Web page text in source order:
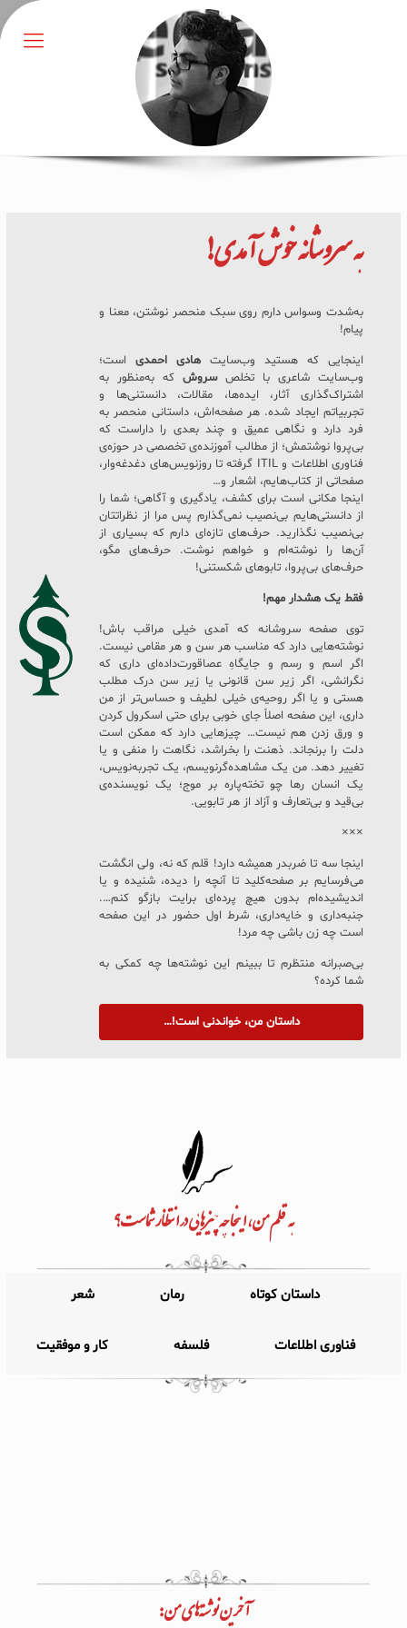
بهسروشانهخوش آمدی!
به‌شدت وسواس دارم روی سبک منحصر نوشتن، معنا و
پیام!
اینجایی که هستید وب‌سایت هادی احمدیاست؛
وب‌سایت شاعری با تخلصسروش که به‌منظور به
اشتراک‌گذاری آثار، ایده‌ها، مقالات، دانستنی‌ها و
تجربیاتم ایجاد شده. هر صفحه‌اش، داستانی منحصر به
فرد دارد و نگاهی عمیق و چند بعدی را داراست که
بی‌پروا نوشتمش؛ از مطالب آموزنده‌ی تخصصی در حوزه‌ی
فناوری اطلاعات و ITIL گرفته تا روزنویس‌های دغدغه‌وار،
صفحاتی از کتاب‌هایم، اشعار و…
اینجا مکانی است برای کشف، یادگیری و آگاهی؛ شما را
از دانستی‌هایم بی‌نصیب نمی‌گذارم پس مرا از نظراتتان
بی‌نصیب نگذارید. حرف‌های تازه‌ای دارم که بسیاری از
آن‌ها را نوشته‌ام و خواهم نوشت. حرف‌های مگو،
حرف‌های بی‌پروا، تابوهای شکستنی!
فقط یک هشدار مهم!
توی صفحه سروشانه که آمدی خیلی مراقب باش!
نوشته‌هایی دارد که مناسب هر سن و هر مقامی نیست.
اگر اسم و رسم و جایگاهِ عصاقورت‌داده‌ای داری که
نگرانشی، اگر زیر سن قانونی یا زیر سن درک مطلب
هستی و یا اگر روحیه‌ی خیلی لطیف و حساس‌تر از من
داری، این صفحه اصلاً جای خوبی برای حتی اسکرول کردن
و ورق زدن هم نیست… چیزهایی دارد که ممکن است
دلت را برنجاند. ذهنت را بخراشد، نگاهت را منفی و یا
تغییر دهد. من یک مشاهده‌گرنویسم، یک تجربه‌نویس،
یک انسان رها چو تخته‌پاره بر موج؛ یک نویسنده‌ی
بی‌قید و بی‌تعارف و آزاد از هر تابویی.
×××
اینجا سه تا ضربدر همیشه دارد! قلم که نه، ولی انگشت
می‌فرسایم بر صفحه‌کلید تا آنچه را دیده، شنیده و یا
اندیشیده‌ام بدون هیچ پرده‌ای برایت بازگو کنم….
جنبه‌داری و خایه‌داری، شرط اول حضور در این صفحه
است چه زن باشی چه مرد!
بی‌صبرانه منتظرم تا ببینم این نوشته‌ها چه کمکی به
شما کرده؟
داستان من، خواندنی است!…
به قلم من، اینجا چه چیزهایی در انتظار شماست؟
داستان کوتاه رمان شعر
فناوری اطلاعات فلسفه کار و موفقیت
آخرین نوشته‌های من: